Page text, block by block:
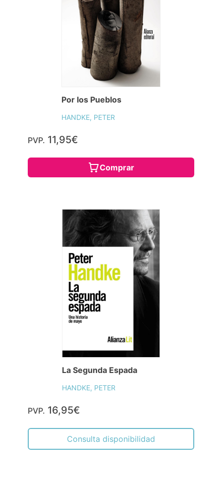
Por los Pueblos
HANDKE, PETER
PVP. 11,95€
Comprar
La Segunda Espada
HANDKE, PETER
PVP. 16,95€
Consulta disponibilidad